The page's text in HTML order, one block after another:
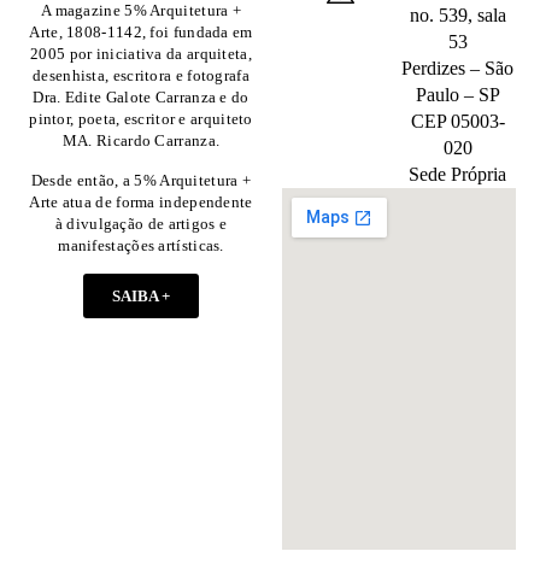
A magazine 5% Arquitetura +
Arte, 1808-1142, foi fundada em
2005 por iniciativa da arquiteta,
desenhista, escritora e fotografa
Dra. Edite Galote Carranza e do
pintor, poeta, escritor e arquiteto
MA. Ricardo Carranza.
Desde então, a 5% Arquitetura +
Arte atua de forma independente
à divulgação de artigos e
manifestações artísticas.
SAIBA +
no. 539, sala
53
Perdizes – São
Paulo – SP
CEP 05003-
020
Sede Própria